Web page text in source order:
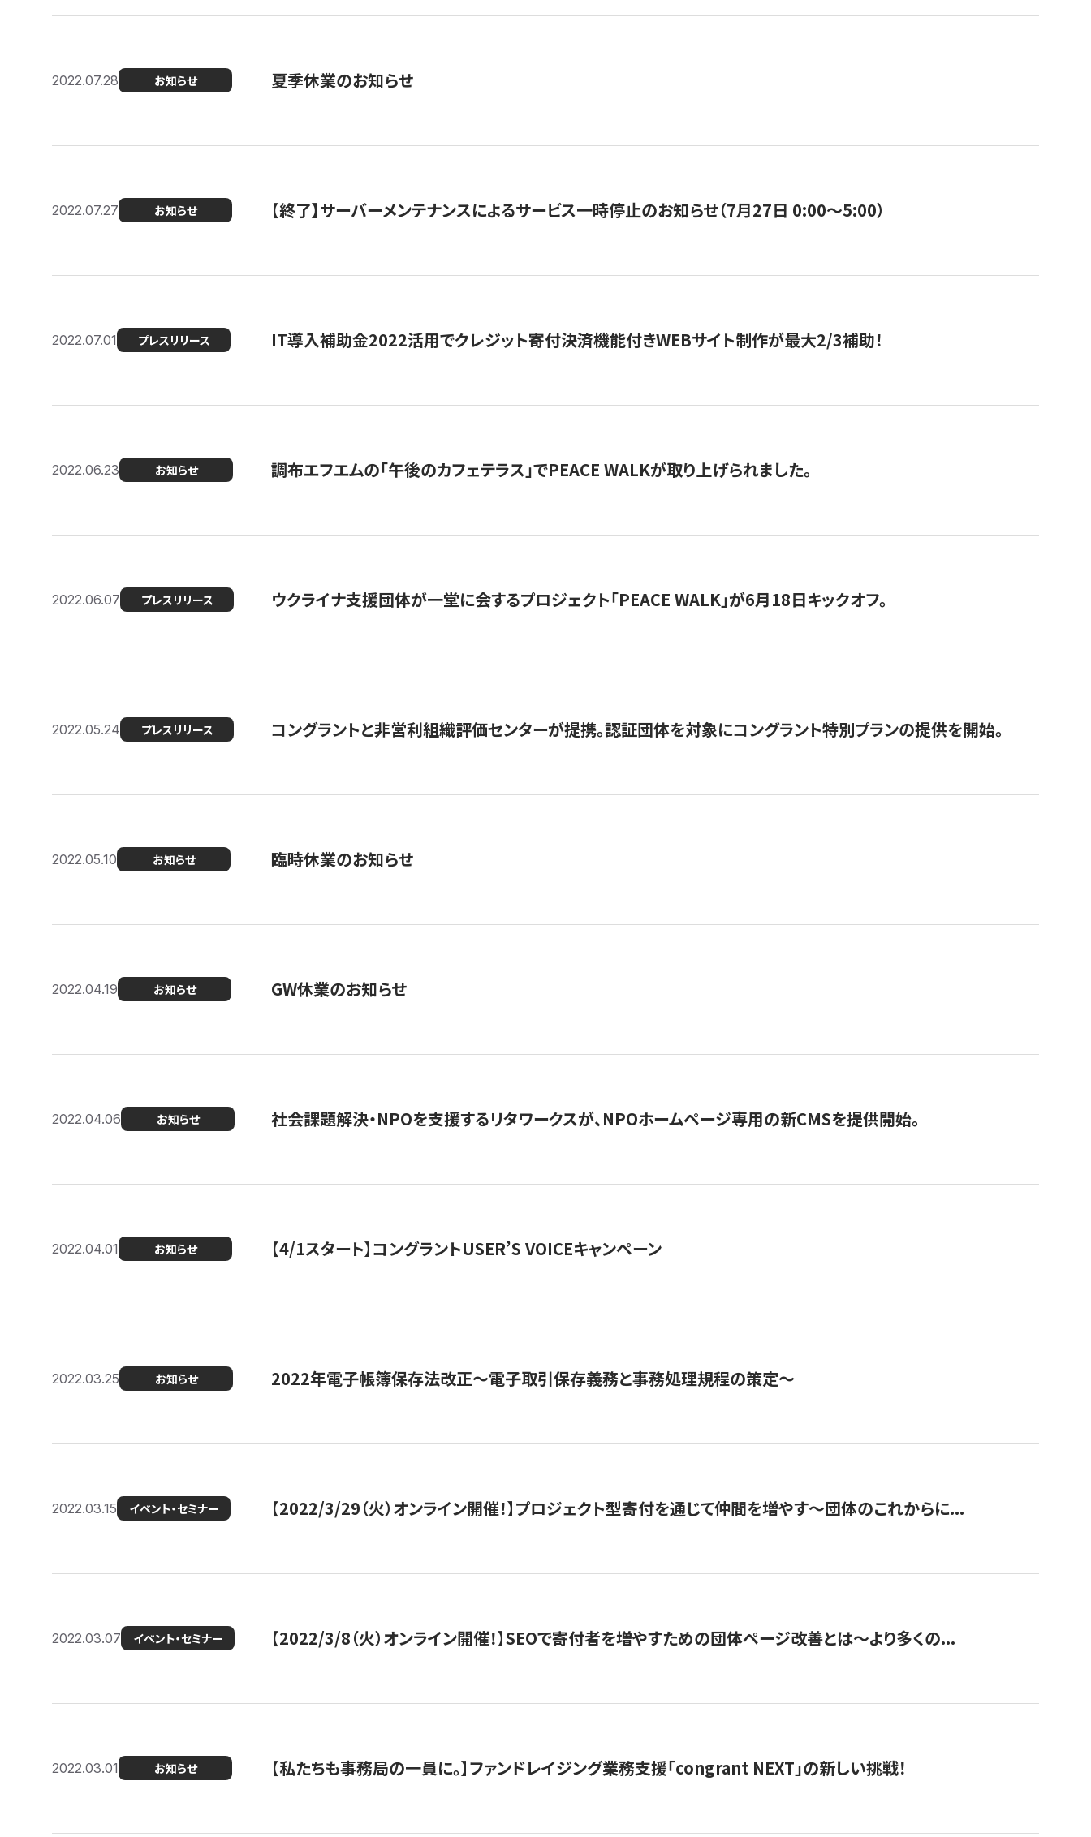
2022.07.28 お知らせ 夏季休業のお知らせ
2022.07.27 お知らせ 【終了】サーバーメンテナンスによるサービス一時停止のお知らせ（7月27日 0:00〜5:00）
2022.07.01 プレスリリース IT導入補助金2022活用でクレジット寄付決済機能付きWEBサイト制作が最大2/3補助！
2022.06.23 お知らせ 調布エフエムの「午後のカフェテラス」でPEACE WALKが取り上げられました。
2022.06.07 プレスリリース ウクライナ支援団体が一堂に会するプロジェクト「PEACE WALK」が6月18日キックオフ。
2022.05.24 プレスリリース コングラントと非営利組織評価センターが提携。認証団体を対象にコングラント特別プランの提供を開始。
2022.05.10 お知らせ 臨時休業のお知らせ
2022.04.19 お知らせ GW休業のお知らせ
2022.04.06 お知らせ 社会課題解決・NPOを支援するリタワークスが、NPOホームページ専用の新CMSを提供開始。
2022.04.01 お知らせ 【4/1スタート】コングラントUSER’S VOICEキャンペーン
2022.03.25 お知らせ 2022年電子帳簿保存法改正～電子取引保存義務と事務処理規程の策定～
2022.03.15 イベント・セミナー 【2022/3/29（火）オンライン開催！】プロジェクト型寄付を通じて仲間を増やす～団体のこれからに...
2022.03.07 イベント・セミナー 【2022/3/8（火）オンライン開催！】SEOで寄付者を増やすための団体ページ改善とは～より多くの...
2022.03.01 お知らせ 【私たちも事務局の一員に。】ファンドレイジング業務支援「congrant NEXT」の新しい挑戦！